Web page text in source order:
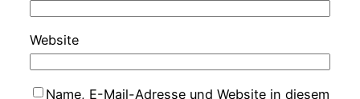
Website
Name, E-Mail-Adresse und Website in diesem